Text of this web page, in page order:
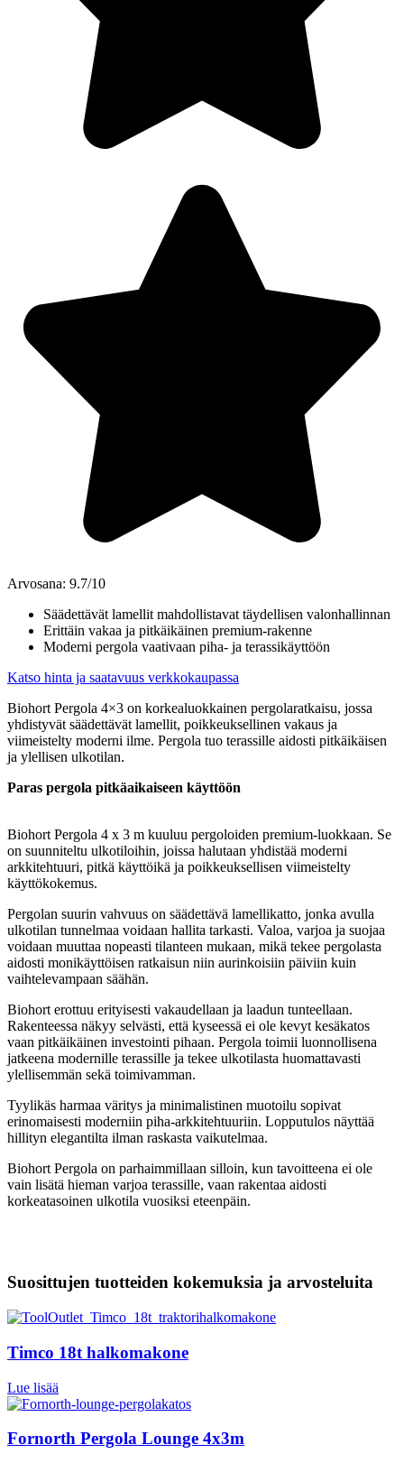
Arvosana: 9.7/10
Säädettävät lamellit mahdollistavat täydellisen valonhallinnan
Erittäin vakaa ja pitkäikäinen premium-rakenne
Moderni pergola vaativaan piha- ja terassikäyttöön
Katso hinta ja saatavuus verkkokaupassa
Biohort Pergola 4×3 on korkealuokkainen pergolaratkaisu, jossa
yhdistyvät säädettävät lamellit, poikkeuksellinen vakaus ja
viimeistelty moderni ilme. Pergola tuo terassille aidosti pitkäikäisen
ja ylellisen ulkotilan.
Paras pergola pitkäaikaiseen käyttöön
Biohort Pergola 4 x 3 m kuuluu pergoloiden premium-luokkaan. Se
on suunniteltu ulkotiloihin, joissa halutaan yhdistää moderni
arkkitehtuuri, pitkä käyttöikä ja poikkeuksellisen viimeistelty
käyttökokemus.
Pergolan suurin vahvuus on säädettävä lamellikatto, jonka avulla
ulkotilan tunnelmaa voidaan hallita tarkasti. Valoa, varjoa ja suojaa
voidaan muuttaa nopeasti tilanteen mukaan, mikä tekee pergolasta
aidosti monikäyttöisen ratkaisun niin aurinkoisiin päiviin kuin
vaihtelevampaan säähän.
Biohort erottuu erityisesti vakaudellaan ja laadun tunteellaan.
Rakenteessa näkyy selvästi, että kyseessä ei ole kevyt kesäkatos
vaan pitkäikäinen investointi pihaan. Pergola toimii luonnollisena
jatkeena modernille terassille ja tekee ulkotilasta huomattavasti
ylellisemmän sekä toimivamman.
Tyylikäs harmaa väritys ja minimalistinen muotoilu sopivat
erinomaisesti moderniin piha-arkkitehtuuriin. Lopputulos näyttää
hillityn elegantilta ilman raskasta vaikutelmaa.
Biohort Pergola on parhaimmillaan silloin, kun tavoitteena ei ole
vain lisätä hieman varjoa terassille, vaan rakentaa aidosti
korkeatasoinen ulkotila vuosiksi eteenpäin.
Suosittujen tuotteiden kokemuksia ja arvosteluita
Timco 18t halkomakone
Lue lisää
Fornorth Pergola Lounge 4x3m